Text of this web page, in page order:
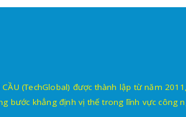
CẦU (TechGlobal) được thành lập từ năm
bước khẳng định vị thế trong lĩnh vực công